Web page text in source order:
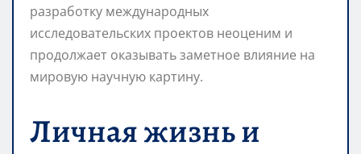
разработку международных
исследовательских проектов неоценим и
продолжает оказывать заметное влияние на
мировую научную картину.
Личная жизнь и